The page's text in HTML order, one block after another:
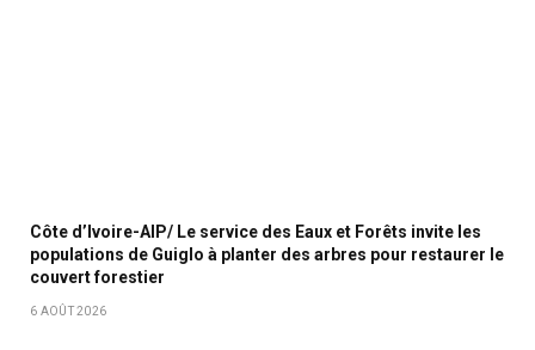
Côte d’Ivoire-AIP/ Le service des Eaux et Forêts invite les
populations de Guiglo à planter des arbres pour restaurer le
couvert forestier
6 AOÛT 2026